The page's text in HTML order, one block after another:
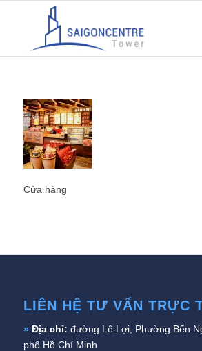
Cửa hàng
LIÊN HỆ TƯ VẤN TRỰC
» Địa chỉ: đường Lê Lợi, Phường Bến
phố Hồ Chí Minh